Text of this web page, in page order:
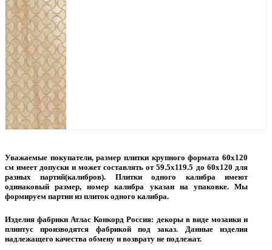
Уважаемые покупатели, размер плитки крупного формата 60х120
см имеет допуски и может составлять от 59.5х119.5 до 60х120 для
разных партий(калибров). Плитки одного калибра имеют
одинаковый размер, номер калибра указан на упаковке. Мы
формируем партии из плиток одного калибра.
Изделия фабрики Атлас Конкорд Россия: декоры в виде мозаики и
плинтус производятся фабрикой под заказ. Данные изделия
надлежащего качества обмену и возврату не подлежат.